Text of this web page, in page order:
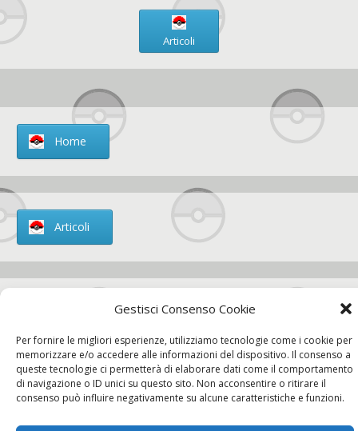
Gestisci Consenso Cookie
Per fornire le migliori esperienze, utilizziamo tecnologie come i cookie per
memorizzare e/o accedere alle informazioni del dispositivo. Il consenso a
queste tecnologie ci permetterà di elaborare dati come il comportamento
di navigazione o ID unici su questo sito. Non acconsentire o ritirare il
consenso può influire negativamente su alcune caratteristiche e funzioni.
Articoli
Home
Articoli
Chi siamo
Contatti